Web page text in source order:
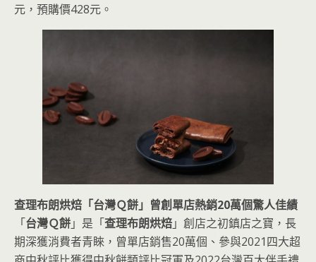
元，預購價428元。
查理布朗烘焙「台灣Ｑ餅」曾創單店熱銷20萬個驚人佳績
「台灣Ｑ餅」是「查理布朗烘焙」創店之初鎮店之寶，長
期深獲消費者青睞，曾單店銷售20萬個、參與2021四大超